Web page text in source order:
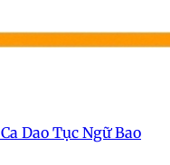
Ca Dao Tục NgữBao